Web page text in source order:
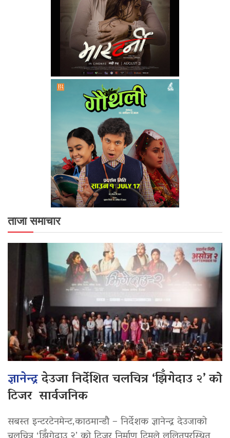
ताजा समाचार
ज्ञानेन्द्रदेउजा निर्देशित चलचित्र ‘झिँगेदाउ २’ को
टिजर सार्वजनिक
सबस्त इन्टरटेनमेन्ट,काठमान्डौ – निर्देशक ज्ञानेन्द्र देउजाको